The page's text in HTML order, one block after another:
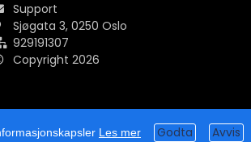
Support
Sjøgata 3, 0250 Oslo
929191307
Copyright 2026
Les mer